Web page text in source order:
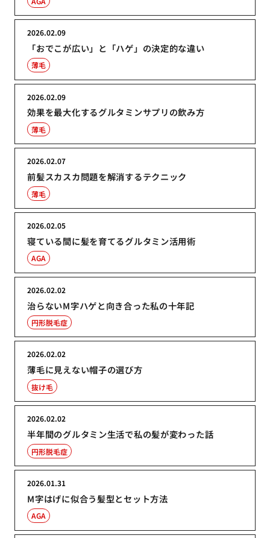
「おでこが広い」と「ハゲ」の決定的な違い
2026.02.09
薄毛
効果を最大化するグルタミンサプリの飲み方
2026.02.09
薄毛
前髪スカスカ問題を解消するテクニック
2026.02.07
薄毛
寝ている間に髪を育てるグルタミン活用術
2026.02.05
AGA
治らないM字ハゲと向き合った私の十年記
2026.02.02
円形脱毛症
薄毛に見えない帽子の選び方
2026.02.02
抜け毛
半年間のグルタミン生活で私の髪が変わった話
2026.02.02
円形脱毛症
M字はげに似合う髪型とセット方法
2026.01.31
AGA